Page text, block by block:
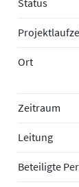
Ort
Zeitraum
Leitung
Beteiligte